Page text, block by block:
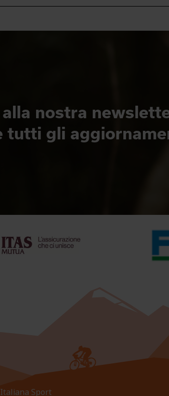
alla nostra
tutti gli
Sport